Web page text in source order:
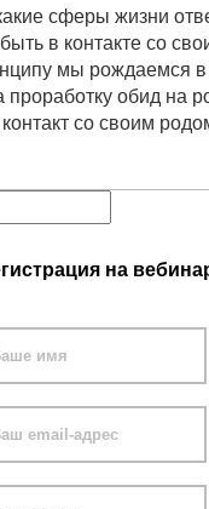
сферы жизни
в контакте со
мы рождаемся
обид на
со своим
на